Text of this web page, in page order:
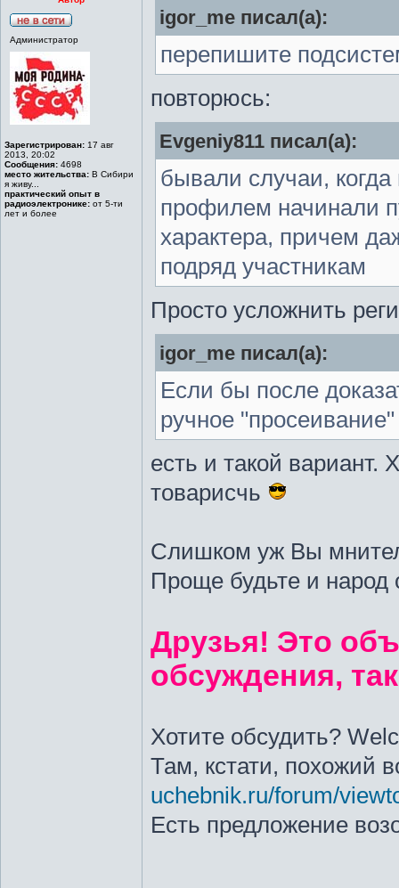
Администратор
Зарегистрирован: 17 авг
2013, 20:02
Сообщения: 4698
место жительства: В Сибири
я живу...
практический опыт в
радиоэлектронике: от 5-ти
лет и более
igor_me писал(а):
перепишите
повторюсь:
Evgeniy811 писал(а):
бывали случаи,
профилем начинали
характера, причем
подряд участникам
Просто усложнить
igor_me писал(а):
Если бы после
ручное
есть и такой вариант.
товарисчь
Слишком уж Вы
Проще будьте и народ
Друзья! Это
обсуждения,
Хотите обсудить?
Там, кстати, похожий
uchebnik.ru/forum/
Есть предложение